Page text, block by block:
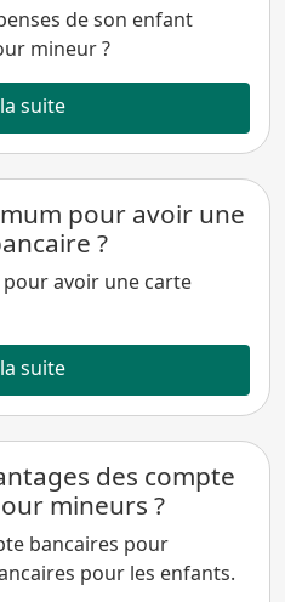
de son enfant
mineur ?
suite
pour avoir une
?
avoir une carte
suite
des compte
mineurs ?
bancaires pour
pour les enfants.